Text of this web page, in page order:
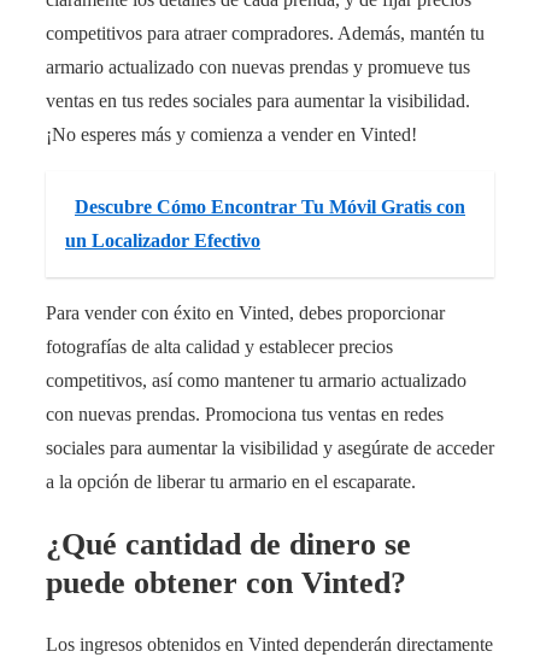
competitivos para atraer compradores. Además, mantén tu
armario actualizado con nuevas prendas y promueve tus
ventas en tus redes sociales para aumentar la visibilidad.
¡No esperes más y comienza a vender en Vinted!
Descubre Cómo Encontrar Tu Móvil Gratis con
un Localizador Efectivo
Para vender con éxito en Vinted, debes proporcionar
fotografías de alta calidad y establecer precios
competitivos, así como mantener tu armario actualizado
con nuevas prendas. Promociona tus ventas en redes
sociales para aumentar la visibilidad y asegúrate de acceder
a la opción de liberar tu armario en el escaparate.
¿Qué cantidad de dinero se
puede obtener con Vinted?
Los ingresos obtenidos en Vinted dependerán directamente